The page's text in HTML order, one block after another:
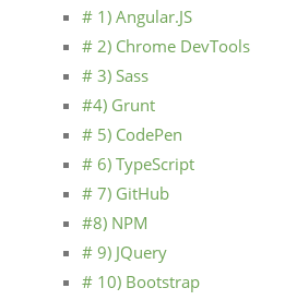
# 1) Angular.JS
# 2) Chrome DevTools
# 3) Sass
#4) Grunt
# 5) CodePen
# 6) TypeScript
# 7) GitHub
#8) NPM
# 9) JQuery
# 10) Bootstrap